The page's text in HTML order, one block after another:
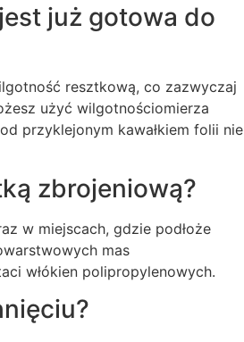
już gotowa do
resztkową, co zazwyczaj
użyć wilgotnościomierza
przyklejonym kawałkiem folii nie
zbrojeniową?
w miejscach, gdzie podłoże
mas
włókien polipropylenowych.